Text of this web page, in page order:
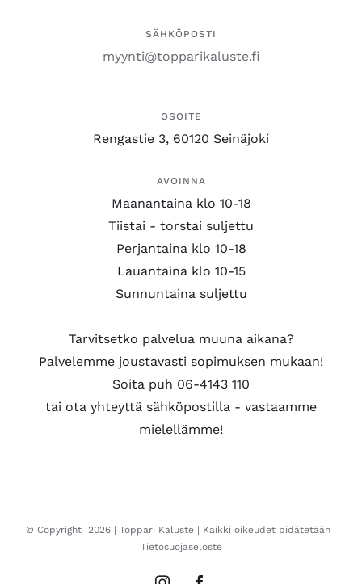
SÄHKÖPOSTI
myynti@topparikaluste.fi
OSOITE
Rengastie 3, 60120 Seinäjoki
AVOINNA
Maanantaina klo 10-18
Tiistai - torstai suljettu
Perjantaina klo 10-18
Lauantaina klo 10-15
Sunnuntaina suljettu
Tarvitsetko palvelua muuna aikana?
Palvelemme joustavasti sopimuksen mukaan!
Soita puh 06-4143 110
tai ota yhteyttä sähköpostilla - vastaamme
mielellämme!
© Copyright 2026 | Toppari Kaluste | Kaikki oikeudet pidätetään |
Tietosuojaseloste